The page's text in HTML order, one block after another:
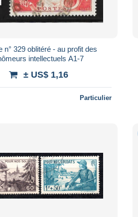
n° 329 oblitéré - au profit des
chômeurs intellectuels A1-7
± US$ 1,16
Particulier